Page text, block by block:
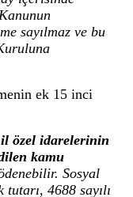
sayılmaz ve bu
ek 15 inci
özel idarelerinin
kamu
Sosyal
tutarı, 4688 sayılı